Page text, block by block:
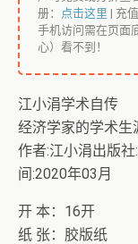
册：
点击这里 | 充值
手机访问需在页面
心）看不到！
江小涓学术自传
经济学家的学术生
作者:江小涓出版
间:2020年03月
开 本：16开
纸 张：胶版纸